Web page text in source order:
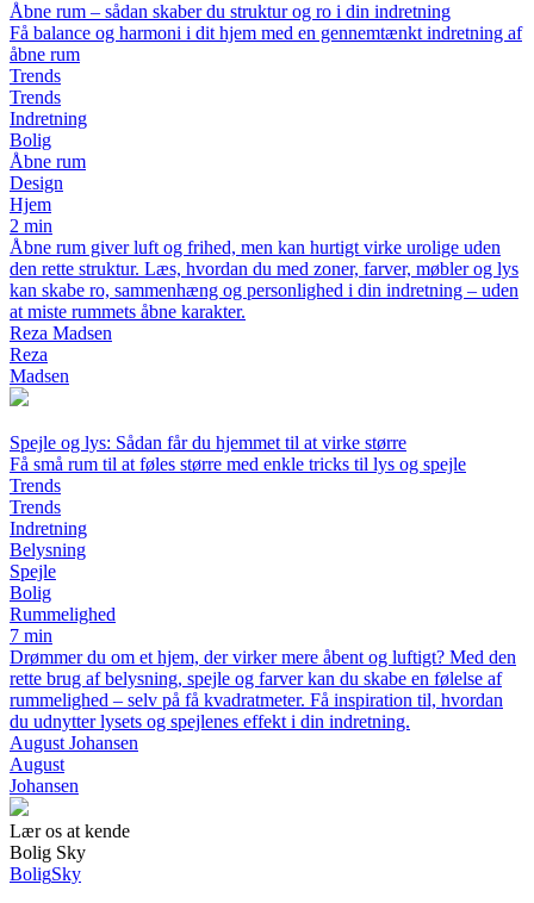
Åbne rum – sådan skaber du struktur og ro i din indretning
Få balance og harmoni i dit hjem med en gennemtænkt indretning af
åbne rum
Trends
Trends
Indretning
Bolig
Åbne rum
Design
Hjem
2 min
Åbne rum giver luft og frihed, men kan hurtigt virke urolige uden
den rette struktur. Læs, hvordan du med zoner, farver, møbler og lys
kan skabe ro, sammenhæng og personlighed i din indretning – uden
at miste rummets åbne karakter.
Reza Madsen
Reza
Madsen
Spejle og lys: Sådan får du hjemmet til at virke større
Få små rum til at føles større med enkle tricks til lys og spejle
Trends
Trends
Indretning
Belysning
Spejle
Bolig
Rummelighed
7 min
Drømmer du om et hjem, der virker mere åbent og luftigt? Med den
rette brug af belysning, spejle og farver kan du skabe en følelse af
rummelighed – selv på få kvadratmeter. Få inspiration til, hvordan
du udnytter lysets og spejlenes effekt i din indretning.
August Johansen
August
Johansen
Lær os at kende
Bolig Sky
BoligSky